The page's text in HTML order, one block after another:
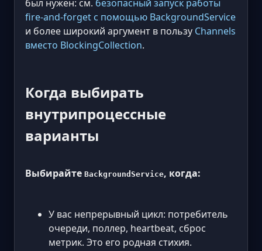
был нужен: см. безопасный запуск работы
fire-and-forget с помощью BackgroundService
и более широкий аргумент в пользу Channels
вместо BlockingCollection.
Когда выбирать
внутрипроцессные
варианты
Выбирайте BackgroundService, когда:
У вас непрерывный цикл: потребитель
очереди, поллер, heartbeat, сброс
метрик. Это его родная стихия.